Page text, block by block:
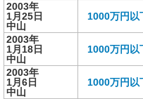
2003年
1月25日
中山
1000万円以
2003年
1月18日
中山
1000万円以
2003年
1月6日
中山
1000万円以